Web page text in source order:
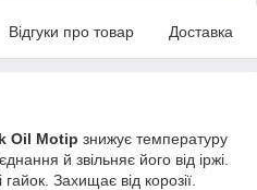
Відгуки про товар Доставка
Oil Motip знижує температуру
й звільняє його від іржі.
гайок. Захищає від корозії.